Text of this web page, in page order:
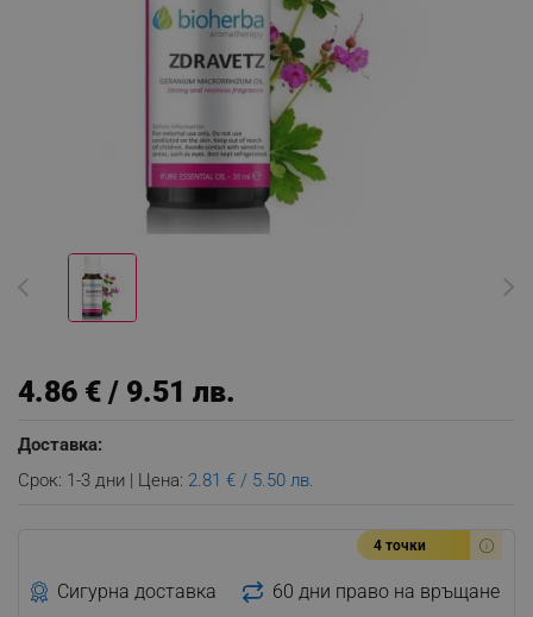
4.86 € / 9.51 лв.
Доставка:
Срок: 1-3 дни | Цена: 2.81 € / 5.50 лв.
4 точки
Сигурна доставка
60 дни право на връщане